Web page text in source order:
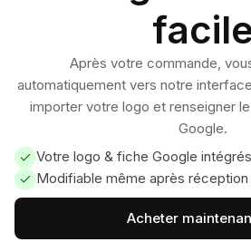
Après votre commande,
automatiquement vers notre
importer votre logo et renseigner
Google.
Votre logo & fiche Google intégrés
Modifiable même après réception
Acheter